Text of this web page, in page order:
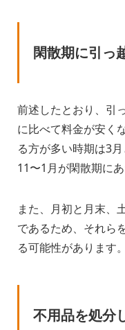
閑散期に引っ
前述したとおり、引
に比べて料金が安く
る方が多い時期は3
11〜1月が閑散期にあ
また、月初と月末、
であるため、それら
る可能性があります。
不用品を処分